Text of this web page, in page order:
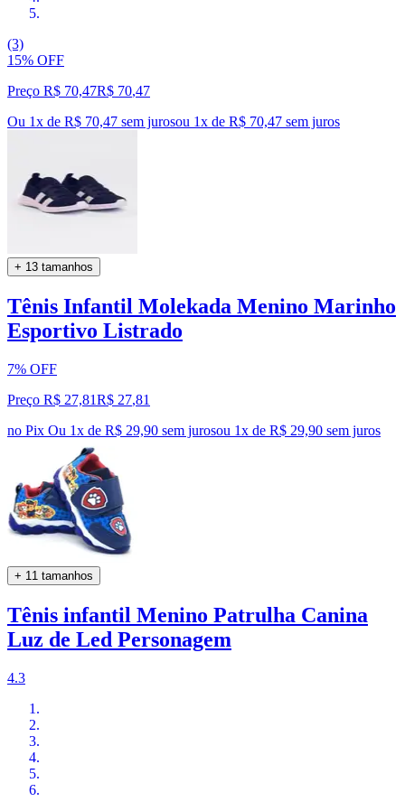
(3)
15% OFF
Preço R$ 70,47R$ 70,47
Ou 1x de R$ 70,47 sem jurosou 1x de R$ 70,47 sem juros
+ 13 tamanhos
Tênis Infantil Molekada Menino Marinho
Esportivo Listrado
7% OFF
Preço R$ 27,81R$ 27,81
no Pix Ou 1x de R$ 29,90 sem jurosou 1x de R$ 29,90 sem juros
+ 11 tamanhos
Tênis infantil Menino Patrulha Canina
Luz de Led Personagem
4.3